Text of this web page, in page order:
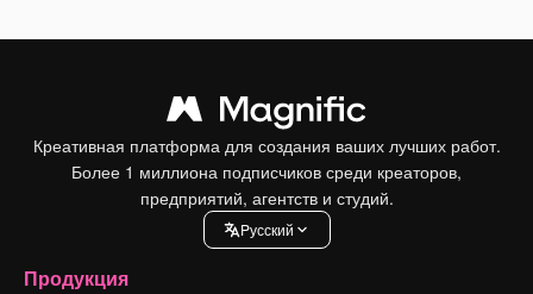
Креативная платформа для создания ваших лучших работ.
Более 1 миллиона подписчиков среди креаторов,
предприятий, агентств и студий.
Pусский
Продукция